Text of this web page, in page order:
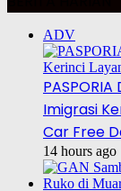
ADV
Imigrasi
Car Free
14 hours ago